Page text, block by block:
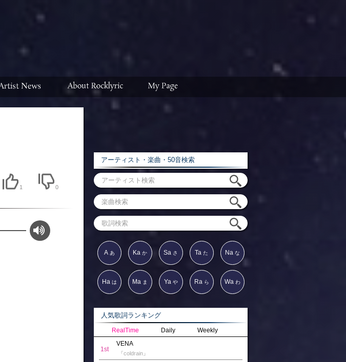
1 0
アーティスト・楽曲・50音検索
A あ Ka か Sa さ Ta た Na な
Ha は Ma ま Ya や Ra ら Wa わ
人気歌詞ランキング
RealTime Daily Weekly
1st
VENA
『coldrain』